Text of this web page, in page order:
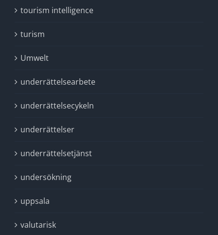
tourism intelligence
turism
Umwelt
underrättelsearbete
underrättelsecykeln
underrättelser
underrättelsetjänst
undersökning
uppsala
valutarisk